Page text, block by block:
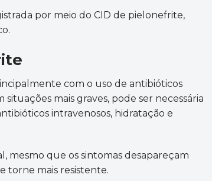
por meio do CID de pielonefrite,
com o uso de antibióticos
mais graves, pode ser necessária
intravenosos, hidratação e
mesmo que os sintomas desapareçam
torne mais resistente.